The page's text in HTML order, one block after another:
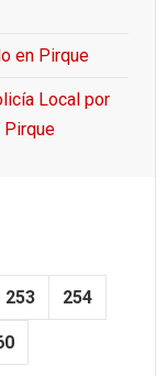
en Pirque
Local por
Pirque
253 254